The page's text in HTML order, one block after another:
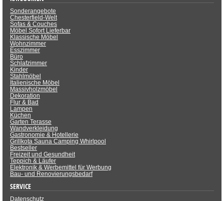
Sonderangebote
Chesterfield-Welt
Sofas & Couches
Möbel Sofort Lieferbar
Klassische Möbel
Wohnzimmer
Esszimmer
Büro
Schlafzimmer
Kinder
Stahlmöbel
Italienische Möbel
Massivholzmöbel
Dekoration
Flur & Bad
Lampen
Küchen
Garten Terasse
Wandverkleidung
Gastronomie & Hotellerie
Grillkota Sauna Camping Whirlpool
Bestseller
Freizeit und Gesundheit
Teppich & Läufer
Elektronik & Werbemittel für Werbung
Bau- und Renovierungsbedarf
SERVICE
Datenschutz